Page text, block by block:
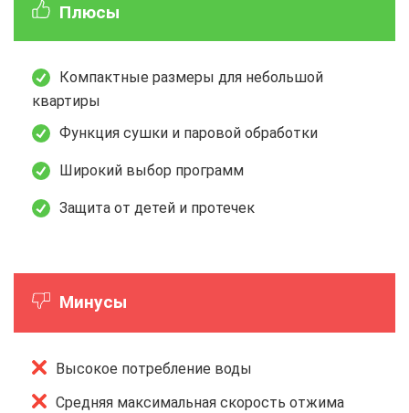
Плюсы
Компактные размеры для небольшой
квартиры
Функция сушки и паровой обработки
Широкий выбор программ
Защита от детей и протечек
Минусы
Высокое потребление воды
Средняя максимальная скорость отжима